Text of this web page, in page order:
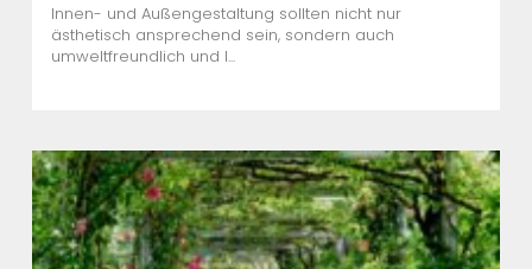
Innen- und Außengestaltung sollten nicht nur
ästhetisch ansprechend sein, sondern auch
umweltfreundlich und l...